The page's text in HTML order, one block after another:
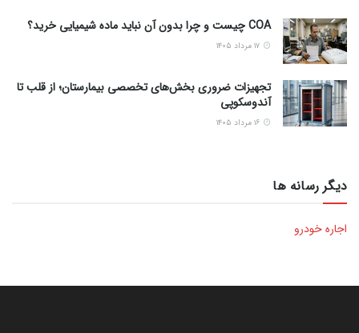
COA چیست و چرا بدون آن نباید ماده شیمیایی خرید؟
تجهیزات ضروری بخش‌های تخصصی بیمارستان؛ از قلب تا
آندوسکوپی
دیگر رسانه ها
اجاره خودرو